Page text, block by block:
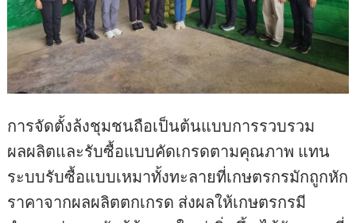
การจัดตั้งล้งชุมชนถือเป็นต้นแบบการรวบรวม
ผลผลิตและรับซื้อแบบคัดเกรดตามคุณภาพ แทน
ระบบรับซื้อแบบเหมาทั้งทะลายที่เกษตรกรมักถูกหัก
ราคาจากผลผลิตตกเกรด ส่งผลให้เกษตรกรมี